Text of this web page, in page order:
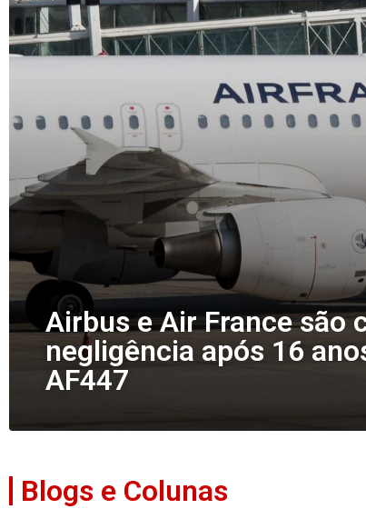
Airbus e Air France são
negligência após 16
AF447
Blogs e Colunas